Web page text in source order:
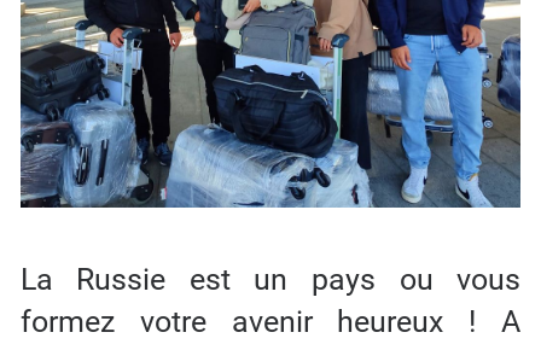
La Russie est un pays ou vous
formez votre avenir heureux ! A